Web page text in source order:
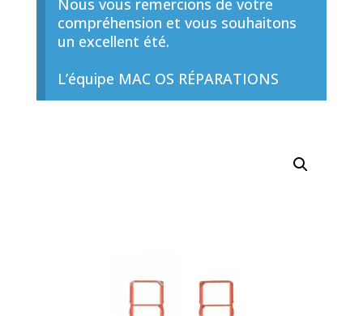
Nous vous remercions de votre
compréhension et vous souhaitons
un excellent été.
L’équipe MAC OS RÉPARATIONS